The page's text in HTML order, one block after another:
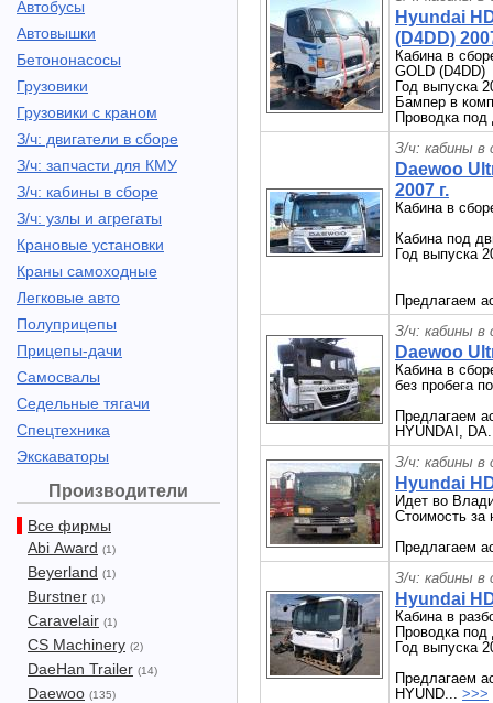
Автобусы
Автовышки
Бетононасосы
Грузовики
Грузовики с краном
З/ч: двигатели в сборе
З/ч: запчасти для КМУ
З/ч: кабины в сборе
З/ч: узлы и агрегаты
Крановые установки
Краны самоходные
Легковые авто
Полуприцепы
Прицепы-дачи
Самосвалы
Седельные тягачи
Спецтехника
Экскаваторы
Производители
Все фирмы
Abi Award (1)
Beyerland (1)
Burstner (1)
Caravelair (1)
CS Machinery (2)
DaeHan Trailer (14)
Daewoo (135)
Hyundai
(D4DD)
Кабина в
GOLD (D4DD)
Год выпуска
Бампер в
Проводка
З/ч: кабины в
Daewoo
2007 г.
Кабина в
Кабина под
Год выпуска
Предлагаем
З/ч: кабины в
Daewoo
Кабина в
без пробега
Предлагаем
HYUNDAI,
З/ч: кабины в
Hyundai
Идет во
Стоимость за
Предлагаем
З/ч: кабины в
Hyundai
Кабина в
Проводка под
Год выпуска
Предлагаем
HYUND... >>>